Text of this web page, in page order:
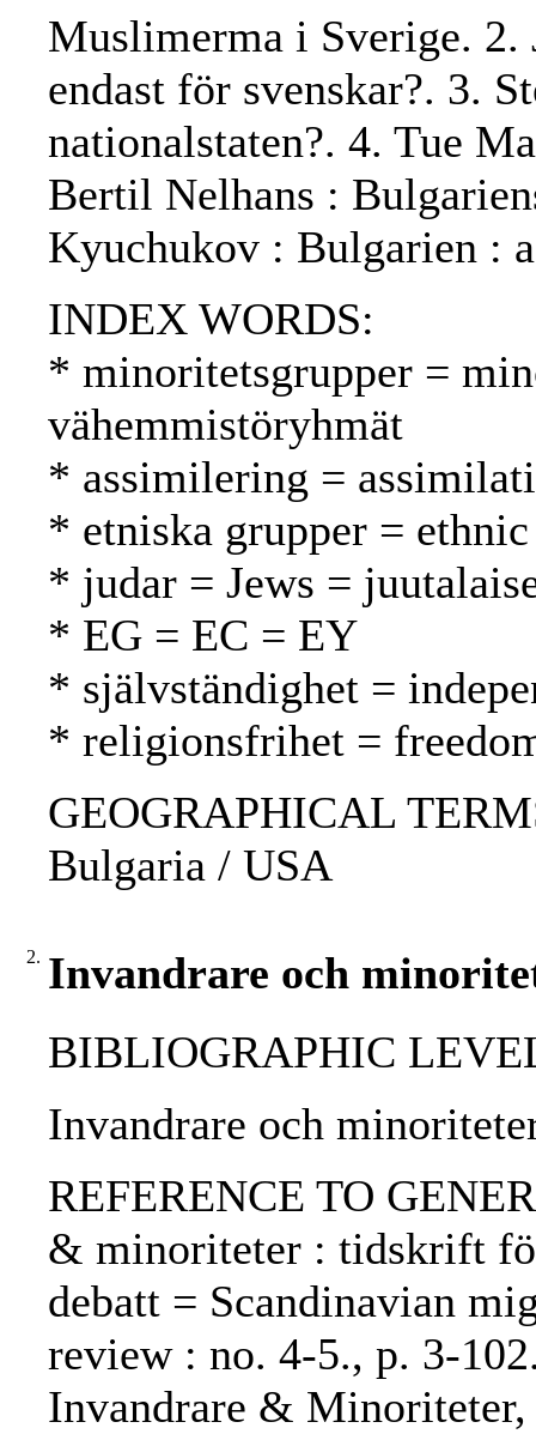
Muslimerma i Sverige.
endast för svenskar?. 3.
nationalstaten?. 4. Tue
Bertil Nelhans :
Kyuchukov : Bulgarien :
INDEX WORDS:
* minoritetsgrupper =
vähemmistöryhmät
* assimilering =
* etniska grupper =
* judar = Jews =
* EG = EC = EY
* självständighet =
* religionsfrihet =
GEOGRAPHICAL
Bulgaria / USA
2. Invandrare och
BIBLIOGRAPHIC
Invandrare och
REFERENCE TO
& minoriteter : tidskrift
debatt = Scandinavian
review : no. 4-5., p. 3-
Invandrare &